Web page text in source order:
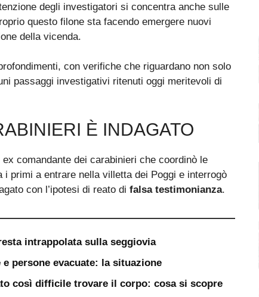
degli investigatori si concentra anche sulle
questo filone sta facendo emergere nuovi
della vicenda.
con verifiche che riguardano non solo
passaggi investigativi ritenuti oggi meritevoli di
È INDAGATO
ex comandante dei carabinieri che coordinò le
primi a entrare nella villetta dei Poggi e interrogò
con l’ipotesi di reato di falsa testimonianza.
intrappolata sulla seggiovia
persone evacuate: la situazione
così difficile trovare il corpo: cosa si scopre